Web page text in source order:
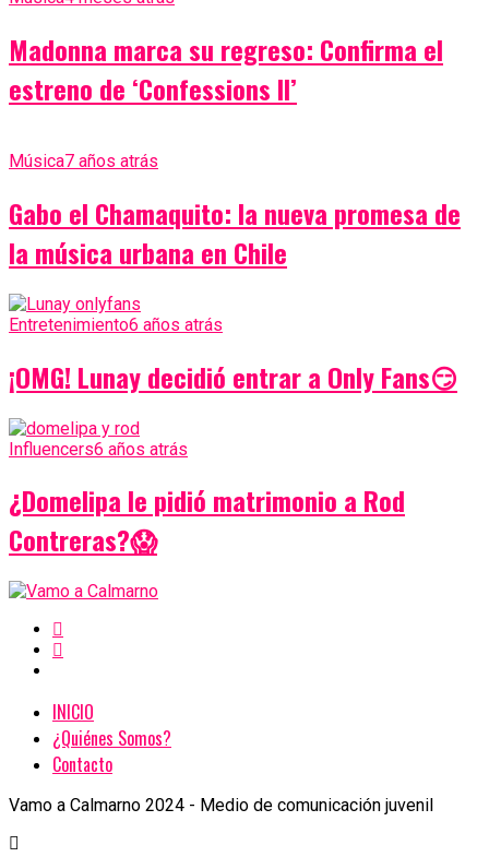
Madonna marca su regreso: Confirma el
estreno de ‘Confessions II’
Música7 años atrás
Gabo el Chamaquito: la nueva promesa de
la música urbana en Chile
Entretenimiento6 años atrás
¡OMG! Lunay decidió entrar a Only Fans😏
Influencers6 años atrás
¿Domelipa le pidió matrimonio a Rod
Contreras?😱
INICIO
¿Quiénes Somos?
Contacto
Vamo a Calmarno 2024 - Medio de comunicación juvenil